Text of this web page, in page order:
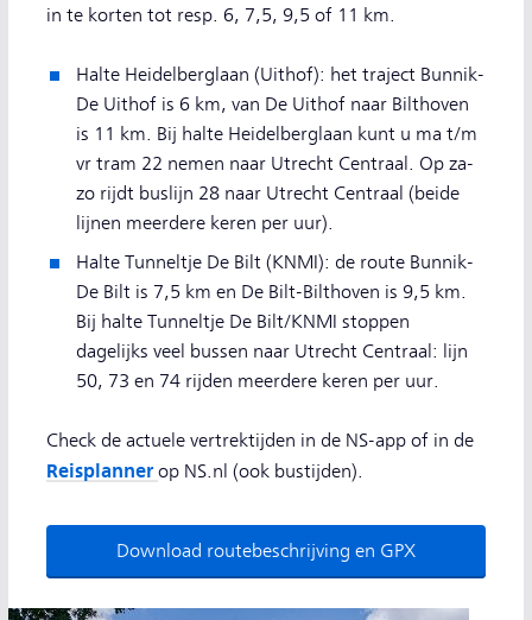
in te korten tot resp. 6, 7,5, 9,5 of 11 km.
Halte Heidelberglaan (Uithof): het traject Bunnik-
De Uithof is 6 km, van De Uithof naar Bilthoven
is 11 km. Bij halte Heidelberglaan kunt u ma t/m
vr tram 22 nemen naar Utrecht Centraal. Op za-
zo rijdt buslijn 28 naar Utrecht Centraal (beide
lijnen meerdere keren per uur).
Halte Tunneltje De Bilt (KNMI): de route Bunnik-
De Bilt is 7,5 km en De Bilt-Bilthoven is 9,5 km.
Bij halte Tunneltje De Bilt/KNMI stoppen
dagelijks veel bussen naar Utrecht Centraal: lijn
50, 73 en 74 rijden meerdere keren per uur.
Check de actuele vertrektijden in de NS-app of in de
Reisplannerop NS.nl (ook bustijden).
Download routebeschrijving en GPX